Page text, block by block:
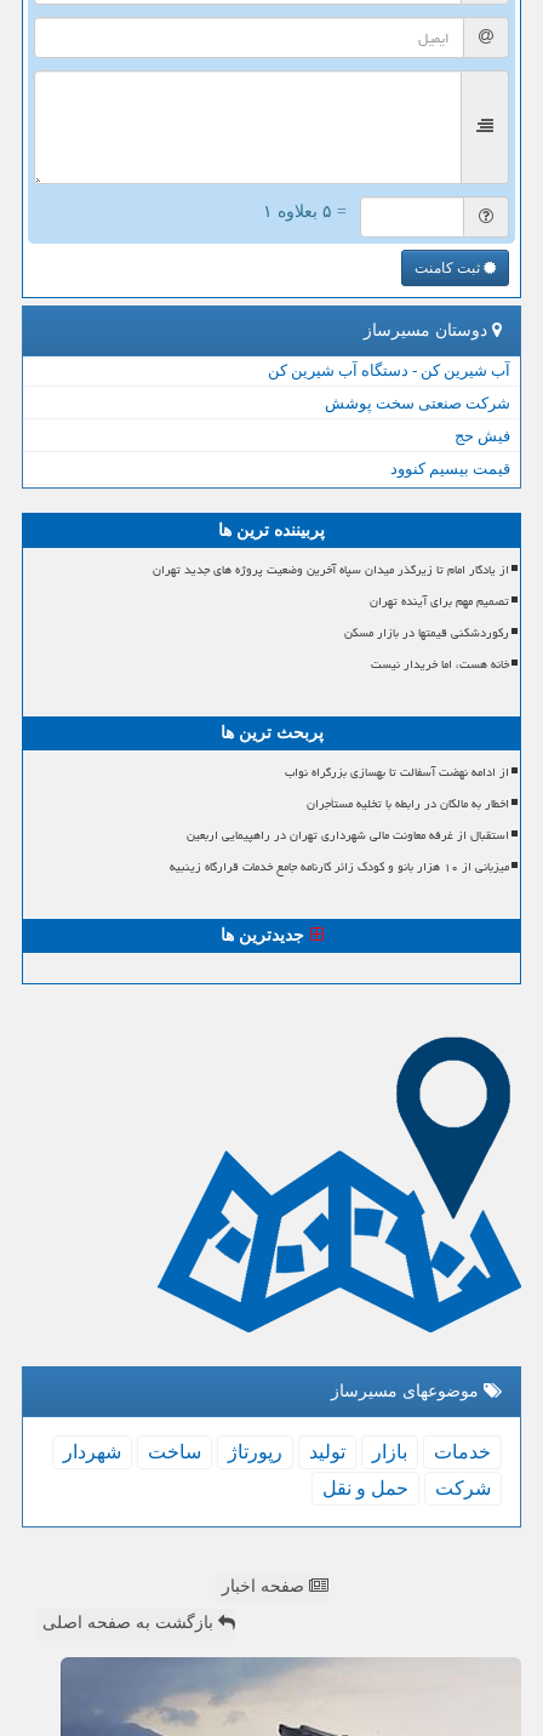
= ۵ بعلاوه ۱
ثبت کامنت
دوستان مسیرساز
آب شیرین کن - دستگاه آب شیرین کن
شرکت صنعتی سخت پوشش
فیش حج
قیمت بیسیم کنوود
پربیننده ترین ها
از یادگار امام تا زیرگذر میدان سپاه آخرین وضعیت پروژه های جدید تهران
تصمیم مهم برای آینده تهران
رکوردشکنی قیمتها در بازار مسکن
خانه هست، اما خریدار نیست
پربحث ترین ها
از ادامه نهضت آسفالت تا بهسازی بزرگراه نواب
اخطار به مالکان در رابطه با تخلیه مستأجران
استقبال از غرفه معاونت مالی شهرداری تهران در راهپیمایی اربعین
میزبانی از ۱۰ هزار بانو و کودک زائر کارنامه جامع خدمات قرارگاه زینبیه
جدیدترین ها
موضوعهای مسیرساز
خدمات بازار تولید رپورتاژ ساخت
شهردار
شركت
حمل و نقل
صفحه اخبار
بازگشت به صفحه اصلی